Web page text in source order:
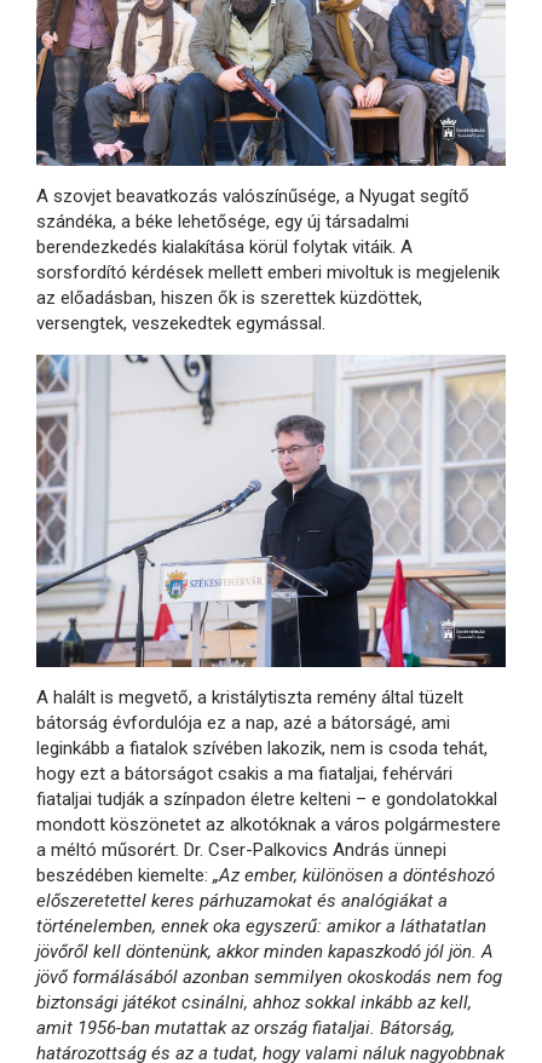
A szovjet beavatkozás valószínűsége, a Nyugat segítő
szándéka, a béke lehetősége, egy új társadalmi
berendezkedés kialakítása körül folytak vitáik. A
sorsfordító kérdések mellett emberi mivoltuk is megjelenik
az előadásban, hiszen ők is szerettek küzdöttek,
versengtek, veszekedtek egymással.
A halált is megvető, a kristálytiszta remény által tüzelt
bátorság évfordulója ez a nap, azé a bátorságé, ami
leginkább a fiatalok szívében lakozik, nem is csoda tehát,
hogy ezt a bátorságot csakis a ma fiataljai, fehérvári
fiataljai tudják a színpadon életre kelteni – e gondolatokkal
mondott köszönetet az alkotóknak a város polgármestere
a méltó műsorért. Dr. Cser-Palkovics András ünnepi
beszédében kiemelte: „Az ember, különösen a döntéshozó
előszeretettel keres párhuzamokat és analógiákat a
történelemben, ennek oka egyszerű: amikor a láthatatlan
jövőről kell döntenünk, akkor minden kapaszkodó jól jön. A
jövő formálásából azonban semmilyen okoskodás nem fog
biztonsági játékot csinálni, ahhoz sokkal inkább az kell,
amit 1956-ban mutattak az ország fiataljai. Bátorság,
határozottság és az a tudat, hogy valami náluk nagyobbnak